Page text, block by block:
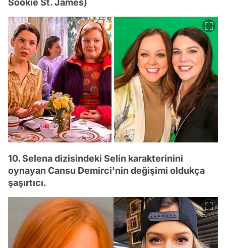
Sookie St. James)
10. Selena dizisindeki Selin karakterinini
oynayan Cansu Demirci'nin değişimi oldukça
şaşırtıcı.